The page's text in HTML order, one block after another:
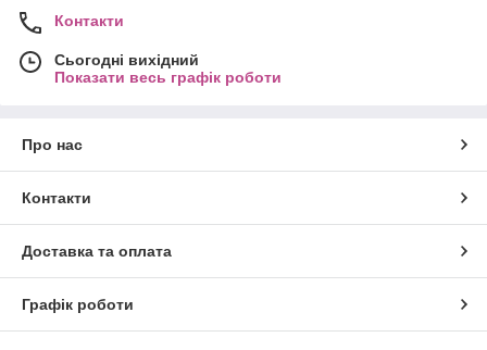
Контакти
Сьогодні вихідний
Показати весь графік роботи
Про нас
Контакти
Доставка та оплата
Графік роботи